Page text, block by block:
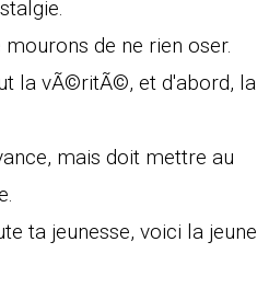
de ne rien oser.
la vÃ©ritÃ©, et d'abord, la
mais doit mettre au
ta jeunesse, voici la jeune